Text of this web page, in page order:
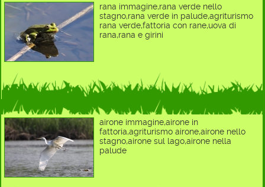
rana immagine,rana verde nello
stagno,rana verde in palude,agriturismo
rana verde,fattoria con rane,uova di
rana,rana e girini
airone immagine,airone in
fattoria,agriturismo airone,airone nello
stagno,airone sul lago,airone nella
palude